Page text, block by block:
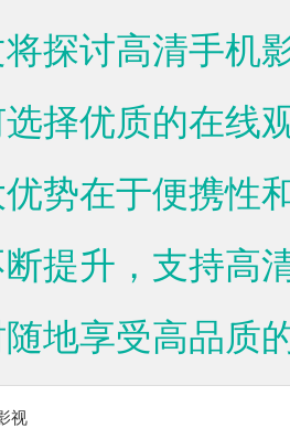
探讨高清手机
择优质的在线
势在于便携性
提升，支持高
地享受高品质
视